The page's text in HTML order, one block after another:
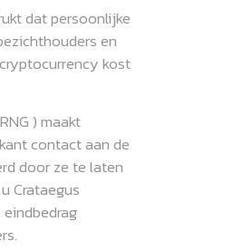
dat persoonlijke
en
kost
) maakt
contact aan de
door ze te laten
Crataegus